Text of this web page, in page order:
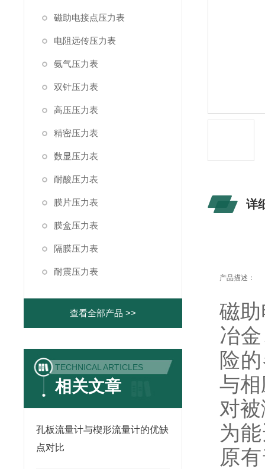
磁助电接点压力表
电阻远传压力表
氨气压力表
双针压力表
高压压力表
精密压力表
数显压力表
耐酸压力表
膜片压力表
膜盒压力表
隔膜压力表
耐震压力表
查看全部产品 >>
TECHNICAL ARTICLES
相关文章
孔板流量计与楔形流量计的优缺
点对比
详
产品描述：
磁
冶
险
与
对
为
原